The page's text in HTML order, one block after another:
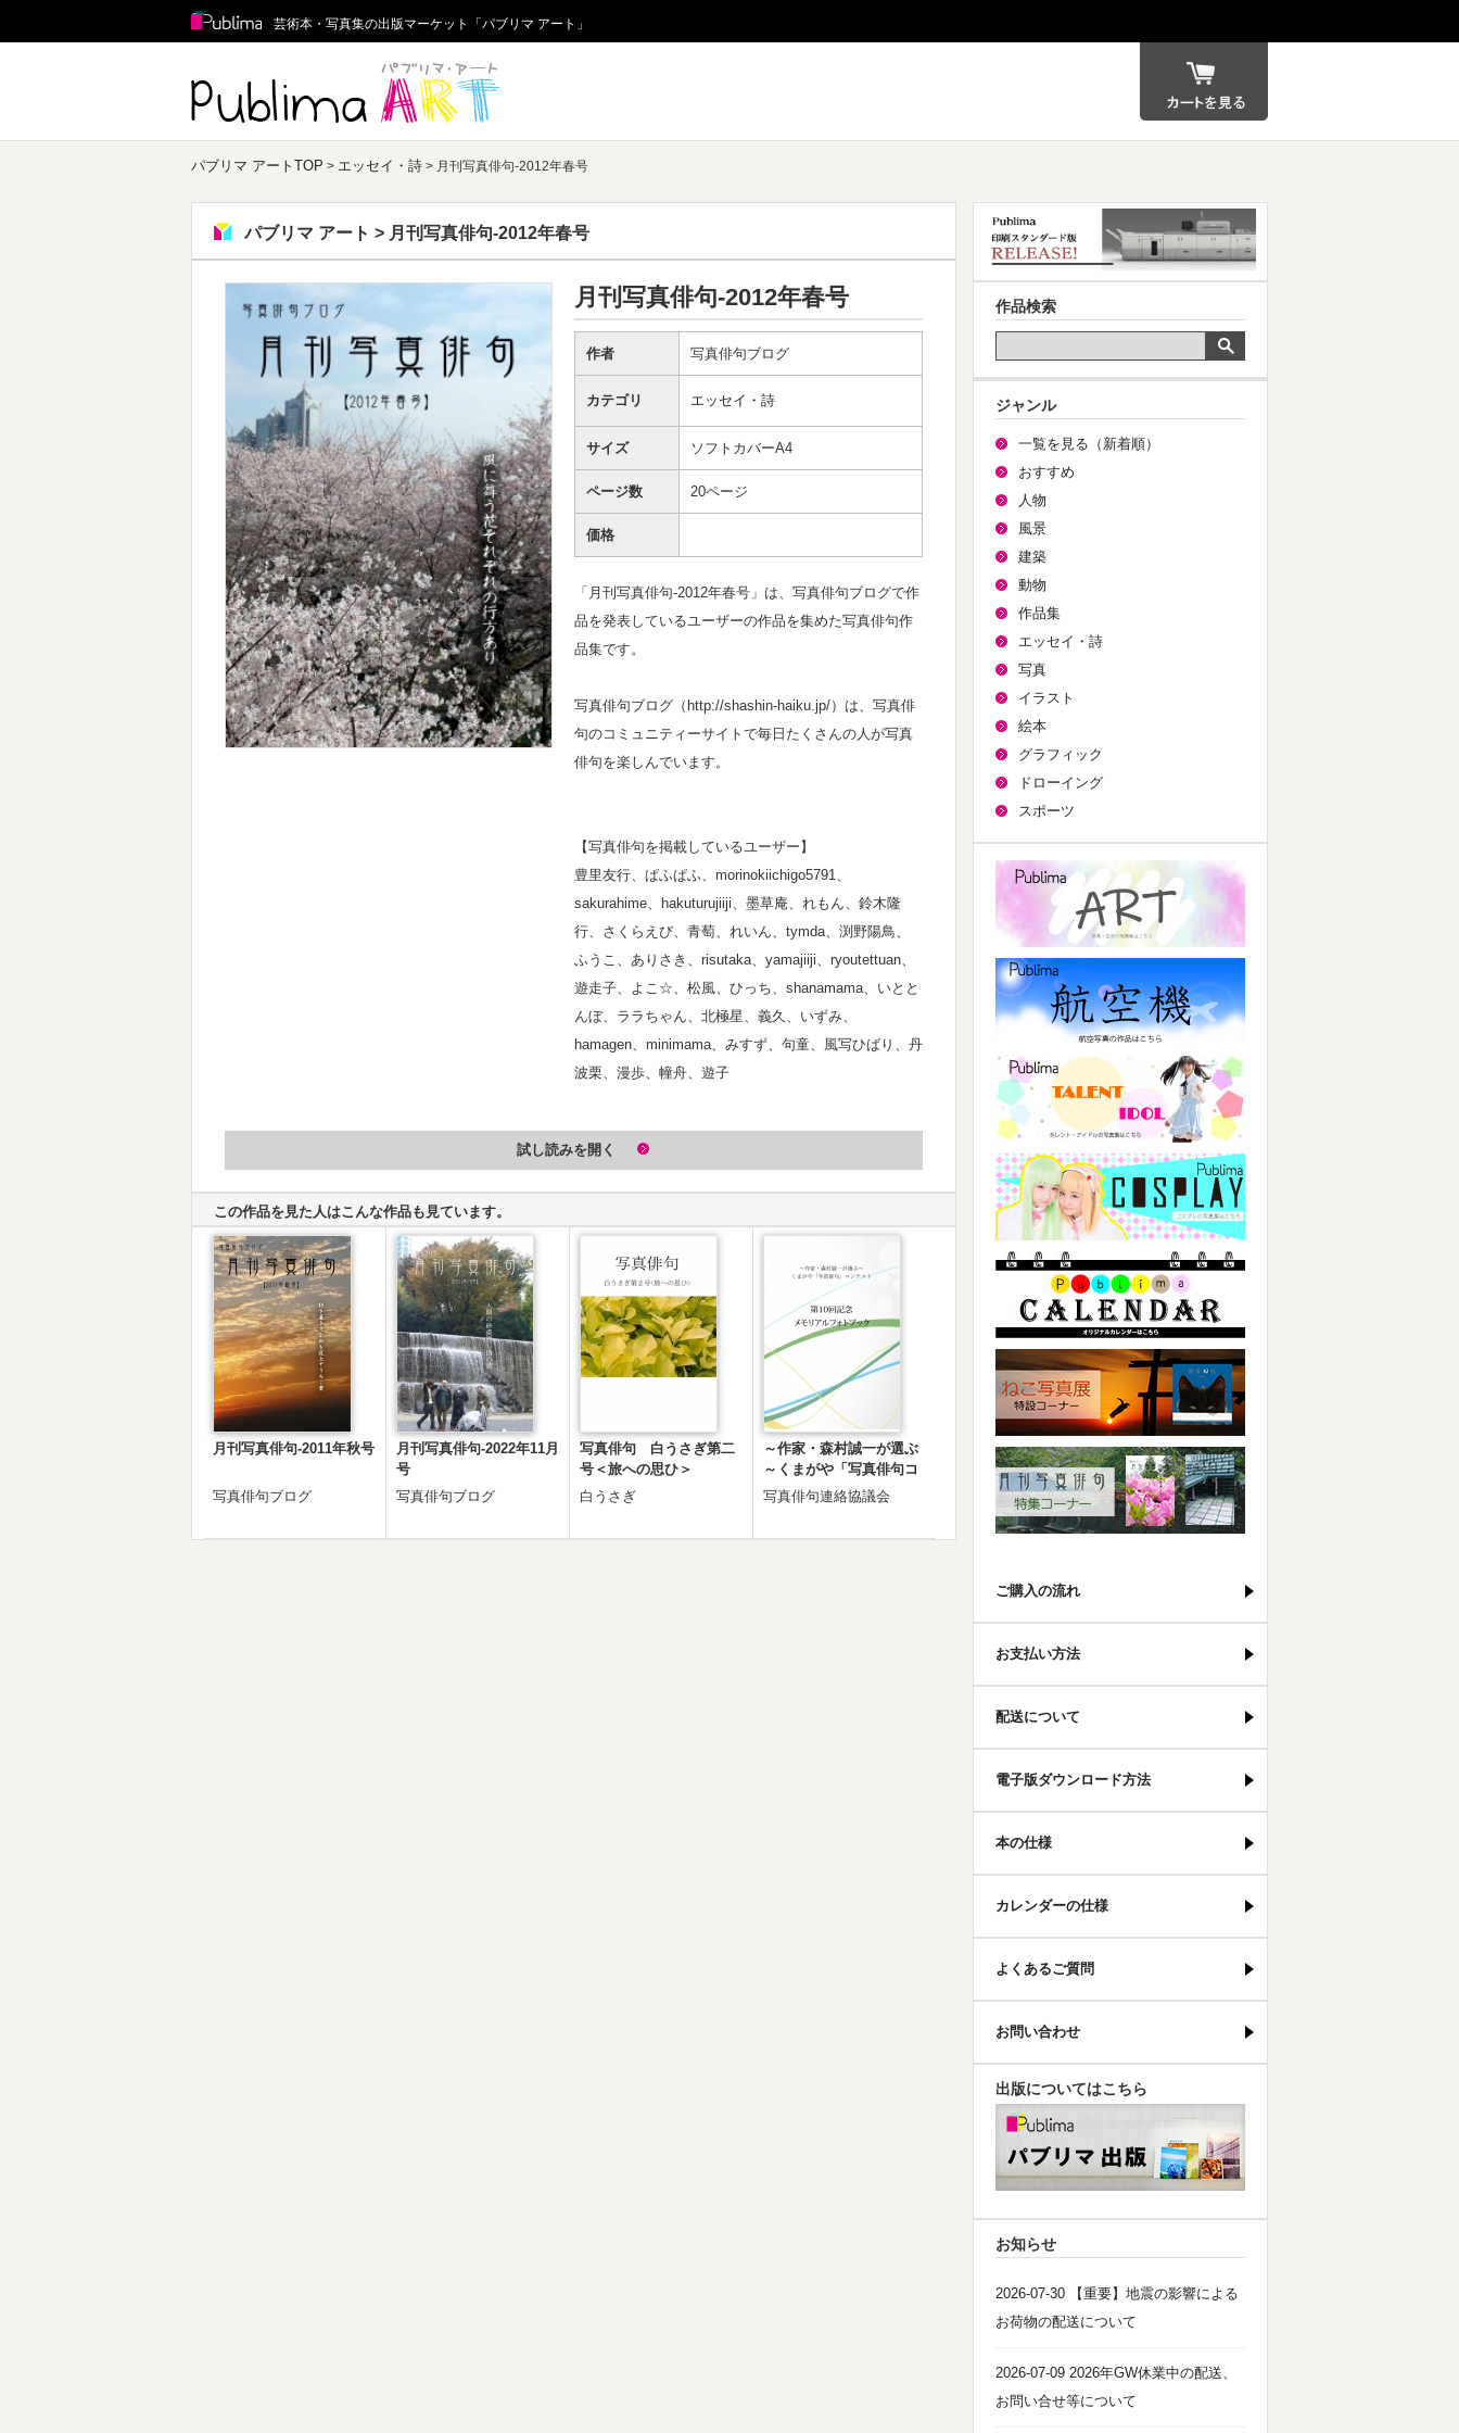
Publima
芸術本・写真集の出版マーケット「パブリマ アート」
パブリマ アートTOP > エッセイ・詩 > 月刊写真俳句-2012年春号
パブリマ アート > 月刊写真俳句-2012年春号
月刊写真俳句-2012年春号
作者 写真俳句ブログ
カテゴリ エッセイ・詩
サイズ ソフトカバーA4
ページ数 20ページ
価格
「月刊写真俳句-2012年春号」は、写真俳句ブログで作
品を発表しているユーザーの作品を集めた写真俳句作
品集です。
写真俳句ブログ（http://shashin-haiku.jp/）は、写真俳
句のコミュニティーサイトで毎日たくさんの人が写真
俳句を楽しんでいます。
【写真俳句を掲載しているユーザー】
豊里友行、ぱふぱふ、morinokiichigo5791、
sakurahime、hakuturujiiji、墨草庵、れもん、鈴木隆
行、さくらえび、青萄、れいん、tymda、渕野陽鳥、
ふうこ、ありさき、risutaka、yamajiiji、ryoutettuan、
遊走子、よこ☆、松風、ひっち、shanamama、いとと
んぼ、ララちゃん、北極星、義久、いずみ、
hamagen、minimama、みすず、句童、風写ひばり、丹
波栗、漫歩、幢舟、遊子
試し読みを開く
この作品を見た人はこんな作品も見ています。
月刊写真俳句-2011年秋号
写真俳句ブログ
月刊写真俳句-2022年11月
号
写真俳句ブログ
写真俳句 白うさぎ第二
号＜旅への思ひ＞
白うさぎ
～作家・森村誠一が選ぶ
～くまがや「写真俳句コ
ンテスト」第10回記念メ
写真俳句連絡協議会
作品検索
ジャンル
一覧を見る（新着順）
おすすめ
人物
風景
建築
動物
作品集
エッセイ・詩
写真
イラスト
絵本
グラフィック
ドローイング
スポーツ
ご購入の流れ
お支払い方法
配送について
電子版ダウンロード方法
本の仕様
カレンダーの仕様
よくあるご質問
お問い合わせ
出版についてはこちら
お知らせ
2026-07-30 【重要】地震の影響による
お荷物の配送について
2026-07-09 2026年GW休業中の配送、
お問い合せ等について